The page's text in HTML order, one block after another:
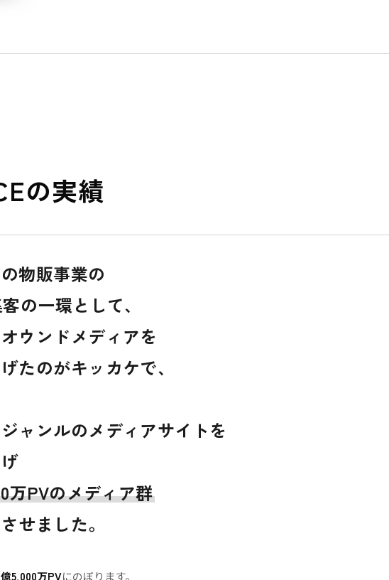
の実績
物販事業の
の一環として、
ウンドメディアを
たのがキッカケで、
ャンルのメディアサイトを
万PVのメディア群
せました。
5,000万PVにのぼります。